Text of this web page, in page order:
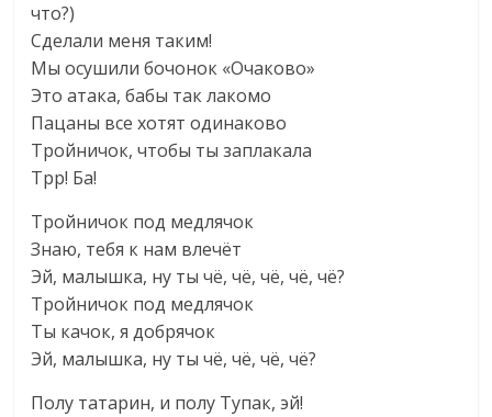
что?)
Сделали меня таким!
Мы осушили бочонок «Очаково»
Это атака, бабы так лакомо
Пацаны все хотят одинаково
Тройничок, чтобы ты заплакала
Трр! Ба!
Тройничок под медлячок
Знаю, тебя к нам влечёт
Эй, малышка, ну ты чё, чё, чё, чё, чё?
Тройничок под медлячок
Ты качок, я добрячок
Эй, малышка, ну ты чё, чё, чё, чё?
Полу татарин, и полу Тупак, эй!